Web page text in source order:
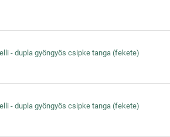
- dupla gyöngyös csipke tanga (fekete)
- dupla gyöngyös csipke tanga (fekete)